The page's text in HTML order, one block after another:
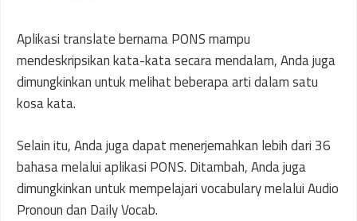
Aplikasi translate bernama PONS mampu
mendeskripsikan kata-kata secara mendalam, Anda juga
dimungkinkan untuk melihat beberapa arti dalam satu
kosa kata.
Selain itu, Anda juga dapat menerjemahkan lebih dari 36
bahasa melalui aplikasi PONS. Ditambah, Anda juga
dimungkinkan untuk mempelajari vocabulary melalui Audio
Pronoun dan Daily Vocab.